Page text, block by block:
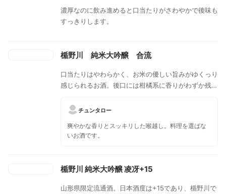
濃厚なのに飲み進めると口当たりがさわやかで後味も
すっきりします。
楯野川 純米大吟醸 合流
口当たりはやわらかく、お米の優しい旨みがゆくっり
感じられるお酒。後口には柑橘系に香りがわずか残る
チュンタロー
爽やかな香りとスッキリした喉越し。料理を選ばな
いお酒です。
楯野川 純米大吟醸 凌冴+15
山形県限定流通酒。日本酒度は+15であり、楯野川で